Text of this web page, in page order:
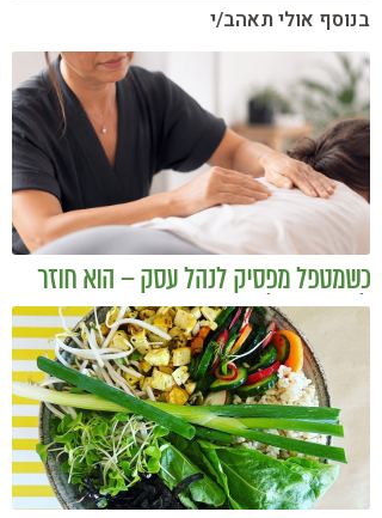
בנוסף אולי תאהב/י
כשמטפל מפסיק לנהל עסק – הוא חוזר
להיות מטפל